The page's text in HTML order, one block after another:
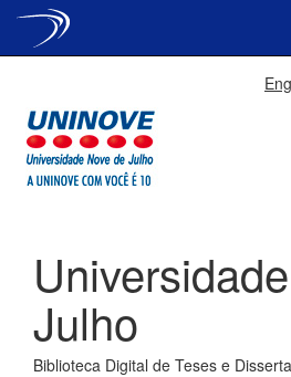
Julho
Biblioteca Digital de Teses e